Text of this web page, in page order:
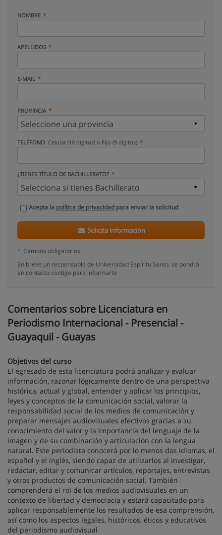
NOMBRE
APELLIDOS
E-MAIL
PROVINCIA
TELÉFONO Celular (10 dígitos) o Fijo (9 dígitos)
¿TIENES TÍTULO DE BACHILLERATO?
Acepta la política de privacidad para enviar la solicitud
Solicita información
* Campos obligatorios
En breve un responsable de Universidad Espíritu Santo, se pondrá
en contacto contigo para informarte
Comentarios sobre Licenciatura en
Periodismo Internacional - Presencial -
Guayaquil - Guayas
Objetivos del curso
El egresado de esta licenciatura podrá analizar y evaluar
información, razonar lógicamente dentro de una perspectiva
histórica, actual y global, entender y aplicar los principios,
leyes y conceptos de la comunicación social, valorar la
responsabilidad social de los medios de comunicación y
preparar mensajes audiovisuales efectivos gracias a su
conocimiento del valor y la importancia del lenguaje de la
imagen y de su combinación y articulación con la lengua
natural. Este periodista conocerá por lo menos dos idiomas, el
español y el inglés, siendo capaz de utilizarlos al investigar,
redactar, editar y comunicar artículos, reportajes, entrevistas
y otros productos de comunicación social. También
comprenderá el rol de los medios audiovisuales en un
contexto de libertad y democracia y estará capacitado para
aplicar responsablemente los resultados de esa comprensión,
así como los aspectos legales, históricos, éticos y educativos
del periodismo audiovisual